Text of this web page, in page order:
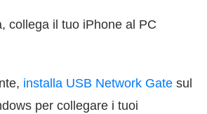
collega il tuo iPhone al PC
installa USB Network Gate sul
per collegare i tuoi